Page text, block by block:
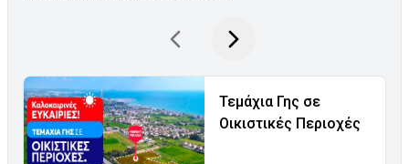
Τεμάχια Γης σε
Οικιστικές Περιοχές